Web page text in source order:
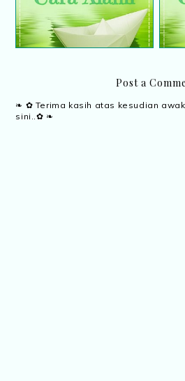
Post a
❧ ✿ Terima kasih atas kesudian
sini..✿ ❧